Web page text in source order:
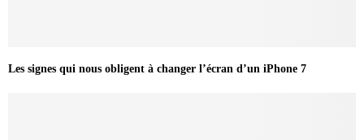
Les signes qui nous obligent à changer l’écran d’un iPhone 7